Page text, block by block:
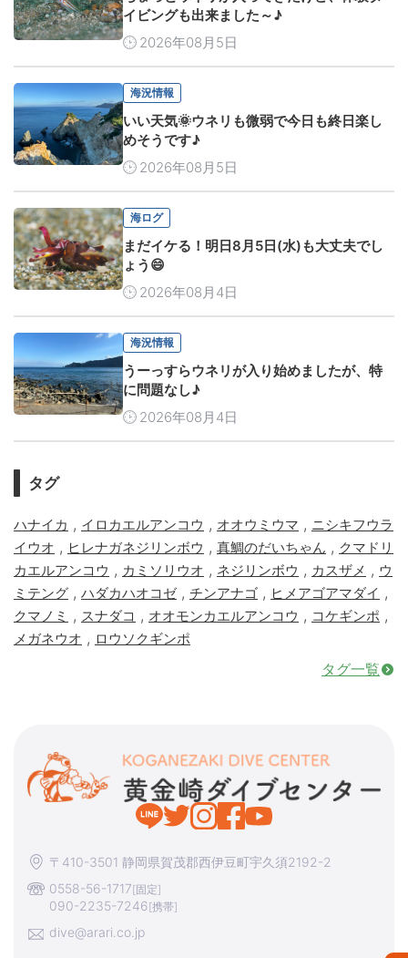
イビングも出来ました～♪
2026年08月5日
海況情報
いい天気🌞ウネリも微弱で今日も終日楽し
めそうです♪
2026年08月5日
海ログ
まだイケる！明日8月5日(水)も大丈夫でし
ょう😄
2026年08月4日
海況情報
うーっすらウネリが入り始めましたが、特
に問題なし♪
2026年08月4日
タグ
ハナイカ , イロカエルアンコウ , オオウミウマ , ニシキフウラ
イウオ , ヒレナガネジリンボウ , 真鯛のだいちゃん , クマドリ
カエルアンコウ , カミソリウオ , ネジリンボウ , カスザメ , ウ
ミテング , ハダカハオコゼ, チンアナゴ , ヒメアゴアマダイ ,
クマノミ , スナダコ , オオモンカエルアンコウ , コケギンポ ,
メガネウオ , ロウソクギンポ
タグ一覧
〒410-3501 静岡県賀茂郡西伊豆町宇久須2192-2
0558-56-1717[固定]
090-2235-7246[携帯]
dive@arari.co.jp